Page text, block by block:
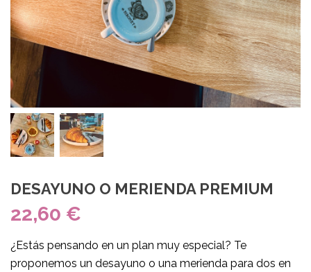
DESAYUNO O MERIENDA PREMIUM
22,60 €
¿Estás pensando en un plan muy especial? Te
proponemos un desayuno o una merienda para dos en